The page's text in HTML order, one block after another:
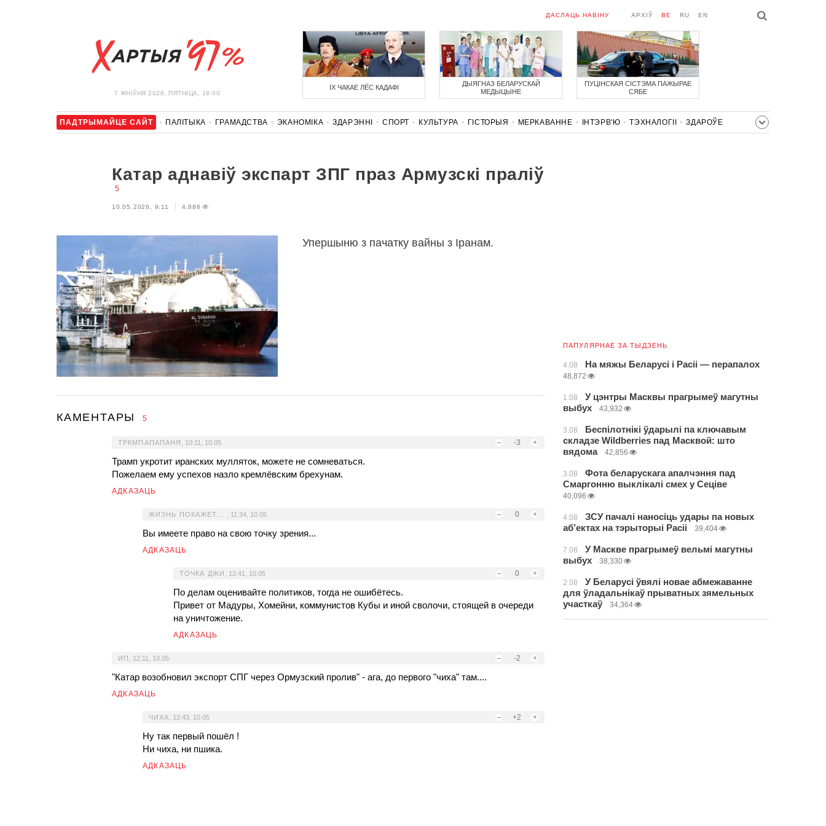
7 ЖНIЎНЯ 2026, ПЯТНІЦА, 18:00
ДАСЛАЦЬ НАВІНУ АРХІЎ BE RU EN
ІХ ЧАКАЕ ЛЁС КАДАФІ
ДЫЯГНАЗ БЕЛАРУСКАЙ
МЕДЫЦЫНЕ
ПУЦІНСКАЯ СІСТЭМА ПАЖЫРАЕ
СЯБЕ
ПАДТРЫМАЙЦЕ САЙТ ПАЛІТЫКА ГРАМАДСТВА ЭКАНОМІКА ЗДАРЭННI СПОРТ КУЛЬТУРА ГІСТОРЫЯ МЕРКАВАННЕ ІНТЭРВ'Ю ТЭХНАЛОГІІ
ЗДАРОЎЕ
Катар аднавіў экспарт ЗПГ праз Армузскі праліў
5
10.05.2026, 9:11 4,886
Упершыню з пачатку вайны з Іранам.
КАМЕНТАРЫ 5
– -3 +
ТРКМПАПАПАНЯ 10:11, 10.05
Трамп укротит иранских мулляток, можете не сомневаться.
Пожелаем ему успехов назло кремлёвским брехунам.
АДКАЗАЦЬ
– 0 +
ЖИЗНЬ ПОКАЖЕТ... 11:34, 10.05
Вы имеете право на свою точку зрения...
АДКАЗАЦЬ
– 0 +
ТОЧКА ДЖИ 12:41, 10.05
По делам оценивайте политиков, тогда не ошибётесь.
Привет от Мадуры, Хомейни, коммунистов Кубы и иной сволочи, стоящей в очереди
на уничтожение.
АДКАЗАЦЬ
– -2 +
ИП 12:11, 10.05
"Катар возобновил экспорт СПГ через Ормузский пролив" - ага, до первого "чиха" там....
АДКАЗАЦЬ
– +2 +
ЧИХА 12:43, 10.05
Ну так первый пошёл !
Ни чиха, ни пшика.
АДКАЗАЦЬ
ПАПУЛЯРНАЕ ЗА ТЫДЗЕНЬ
4.08 На мяжы Беларусі і Расіі — перапалох
48,872
1.08
У цэнтры Масквы прагрымеў магутны
выбух
43,932
3.08
Беспілотнікі ўдарылі па ключавым
складзе Wildberries пад Масквой: што
вядома
42,856
3.08
Фота беларускага апалчэння пад
Смаргонню выклікалі смех у Сеціве
40,096
4.08
ЗСУ пачалі наносіць удары па новых
аб’ектах на тэрыторыі Расіі
39,404
7.08
У Маскве прагрымеў вельмі магутны
выбух
38,330
2.08
У Беларусі ўвялі новае абмежаванне
для ўладальнікаў прыватных зямельных
участкаў
34,364